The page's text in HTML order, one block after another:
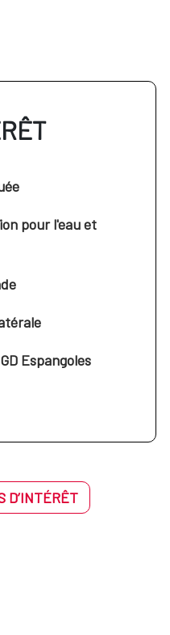
pour l'eau et
Espangoles
D’INTÉRÊT